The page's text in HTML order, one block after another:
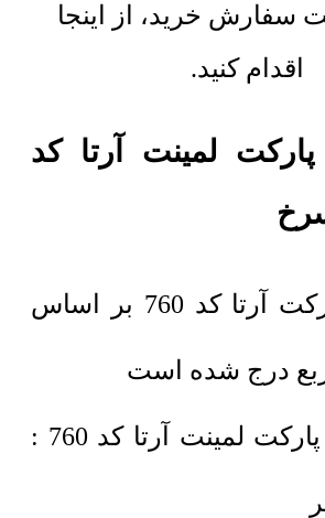
سفارش خرید، از اینجا
اقدام کنید.
لمینت آرتا کد
قیمت پارکت آرتا کد 760 بر اساس
درج شده است
ضخامت پارکت لمینت آرتا کد 760 :